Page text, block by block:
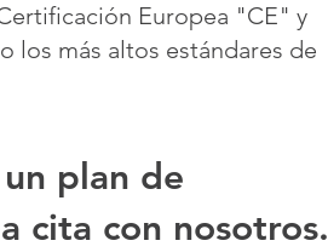
Europea "CE" y
los más altos estándares de
plan de
cita con nosotros.